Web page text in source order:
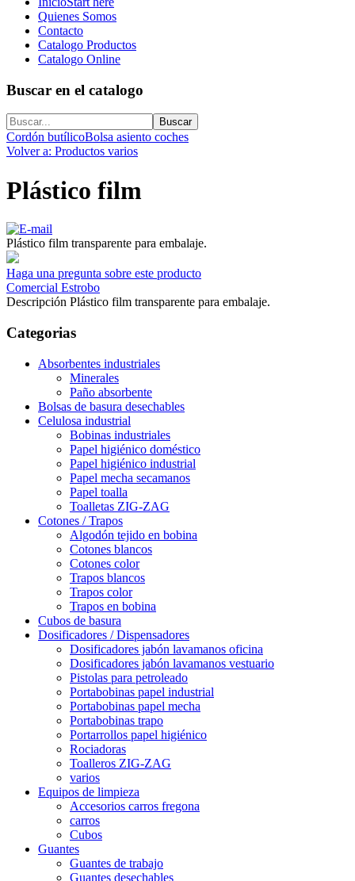
Quienes Somos
Contacto
Catalogo Productos
Catalogo Online
Buscar en el catalogo
Cordón butílicoBolsa asiento coches
Volver a: Productos varios
Plástico film
Plástico film transparente para embalaje.
Haga una pregunta sobre este producto
Comercial Estrobo
Descripción Plástico film transparente para embalaje.
Categorias
Absorbentes industriales
Minerales
Paño absorbente
Bolsas de basura desechables
Celulosa industrial
Bobinas industriales
Papel higiénico doméstico
Papel higiénico industrial
Papel mecha secamanos
Papel toalla
Toalletas ZIG-ZAG
Cotones / Trapos
Algodón tejido en bobina
Cotones blancos
Cotones color
Trapos blancos
Trapos color
Trapos en bobina
Cubos de basura
Dosificadores / Dispensadores
Dosificadores jabón lavamanos oficina
Dosificadores jabón lavamanos vestuario
Pistolas para petroleado
Portabobinas papel industrial
Portabobinas papel mecha
Portabobinas trapo
Portarrollos papel higiénico
Rociadoras
Toalleros ZIG-ZAG
varios
Equipos de limpieza
Accesorios carros fregona
carros
Cubos
Guantes
Guantes de trabajo
Guantes desechables